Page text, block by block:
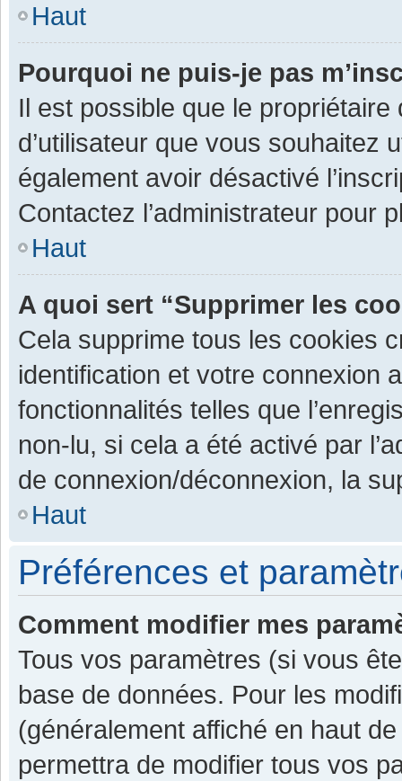
Haut
Pourquoi ne puis-je pas
Il est possible que le
d’utilisateur que vous souhaitez
également avoir désactivé
Contactez l’administrateur pour
Haut
A quoi sert “Supprimer les
Cela supprime tous les cookies
identification et votre connexion
fonctionnalités telles que
non-lu, si cela a été activé par
de connexion/déconnexion, la
Haut
Préférences et
Comment modifier mes
Tous vos paramètres (si vous
base de données. Pour les
(généralement affiché en haut
permettra de modifier tous vos